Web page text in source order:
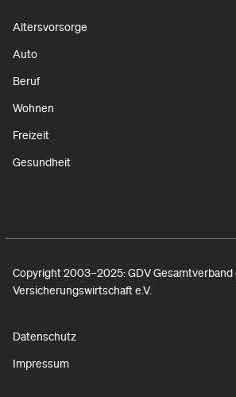
Altersvorsorge
Auto
Beruf
Wohnen
Freizeit
Gesundheit
Copyright 2003–2025: GDV
Versicherungswirtschaft e.V.
Datenschutz
Impressum